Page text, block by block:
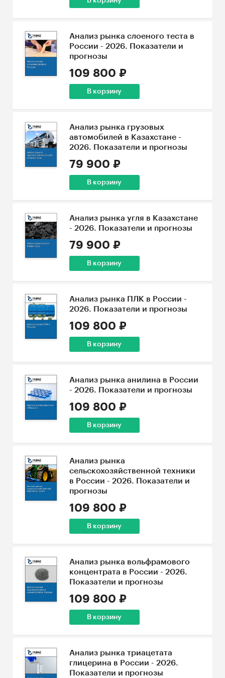
Анализ рынка слоеного теста в
России - 2026. Показатели и
прогнозы
109 800 ₽
В корзину
Анализ рынка грузовых
автомобилей в Казахстане -
2026. Показатели и прогнозы
79 900 ₽
В корзину
Анализ рынка угля в Казахстане
- 2026. Показатели и прогнозы
79 900 ₽
В корзину
Анализ рынка ПЛК в России -
2026. Показатели и прогнозы
109 800 ₽
В корзину
Анализ рынка анилина в России
- 2026. Показатели и прогнозы
109 800 ₽
В корзину
Анализ рынка
сельскохозяйственной техники
в России - 2026. Показатели и
прогнозы
109 800 ₽
В корзину
Анализ рынка вольфрамового
концентрата в России - 2026.
Показатели и прогнозы
109 800 ₽
В корзину
Анализ рынка триацетата
глицерина в России - 2026.
Показатели и прогнозы